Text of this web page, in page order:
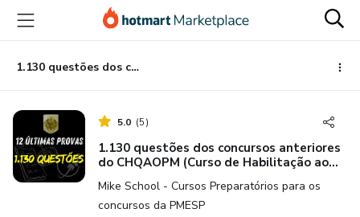
para
conteúdo
principal
para
pagamento
para
rodapé
1.130 questões dos concursos anteriores do CHQAOPM (Curso de Habilitação ao Quadro Auxiliar de Oficiais da Polícia Militar)
5.0 (5)
1.130 questões dos concursos anteriores
do CHQAOPM (Curso de Habilitação ao
Quadro Auxiliar de Oficiais da Polícia
Militar)
Mike School - Cursos Preparatórios para os
concursos da PMESP